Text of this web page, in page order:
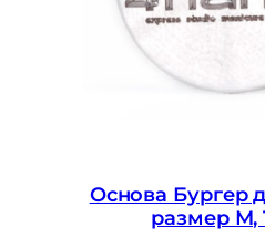
Основа Бургер
размер М,